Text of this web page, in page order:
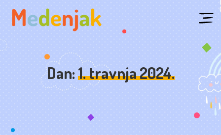
Skip
Dan:1. travnja 2024.